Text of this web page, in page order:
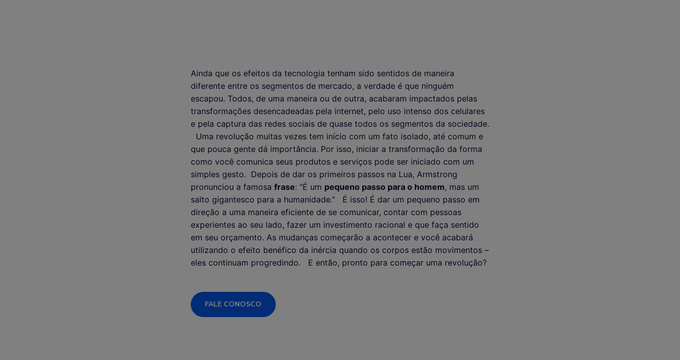
Ainda que os efeitos da tecnologia tenham sido sentidos de maneira
diferente entre os segmentos de mercado, a verdade é que ninguém
escapou. Todos, de uma maneira ou de outra, acabaram impactados pelas
transformações desencadeadas pela internet, pelo uso intenso dos celulares
e pela captura das redes sociais de quase todos os segmentos da sociedade.
Uma revolução muitas vezes tem início com um fato isolado, até comum e
que pouca gente dá importância. Por isso, iniciar a transformação da forma
como você comunica seus produtos e serviços pode ser iniciado com um
simples gesto. Depois de dar os primeiros passos na Lua, Armstrong
pronunciou a famosa frase: “É um pequeno passo para o homem, mas um
salto gigantesco para a humanidade.”
É isso! É dar um pequeno passo em
direção a uma maneira eficiente de se comunicar, contar com pessoas
experientes ao seu lado, fazer um investimento racional e que faça sentido
em seu orçamento. As mudanças começarão a acontecer e você acabará
utilizando o efeito benéfico da inércia quando os corpos estão movimentos –
eles continuam progredindo.
E então, pronto para começar uma revolução?
FALE CONOSCO